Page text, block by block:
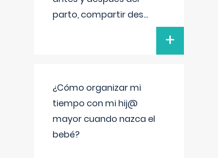
parto, compartir des...
+
¿Cómo organizar mi
tiempo con mi hij@
mayor cuando nazca el
bebé?